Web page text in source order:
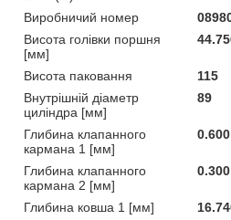
Виробничий номер
Висота голівки поршня
[мм]
Висота паковання
115
Внутрішній діаметр
циліндра [мм]
89
Глибина клапанного
кармана 1 [мм]
0.600
Глибина клапанного
кармана 2 [мм]
0.300
Глибина ковша 1 [мм]